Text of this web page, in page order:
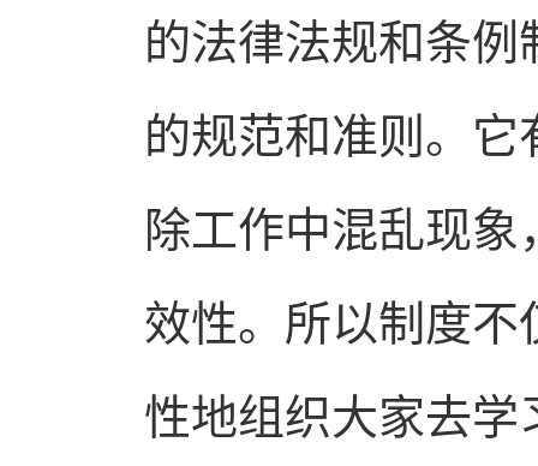
的法律法规和条
的规范和准则。
除工作中混乱现
效性。所以制度
性地组织大家去